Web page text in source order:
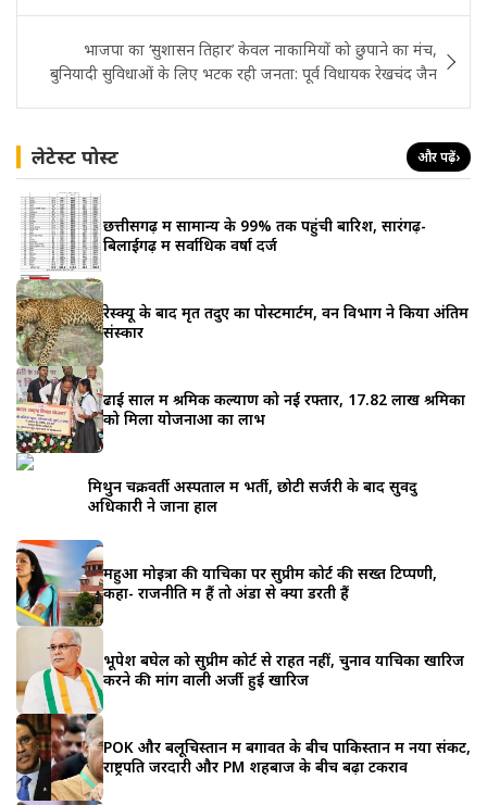
भाजपा का ‘सुशासन तिहार’ केवल नाकामियों को छुपाने का मंच,
बुनियादी सुविधाओं के लिए भटक रही जनता: पूर्व विधायक रेखचंद जैन
लेटेस्ट पोस्ट और पढ़ें›
छत्तीसगढ़ में सामान्य के 99% तक पहुंची बारिश, सारंगढ़-
बिलाईगढ़ में सर्वाधिक वर्षा दर्ज
रेस्क्यू के बाद मृत तेंदुए का पोस्टमार्टम, वन विभाग ने किया अंतिम
संस्कार
ढाई साल में श्रमिक कल्याण को नई रफ्तार, 17.82 लाख श्रमिकों
को मिला योजनाओं का लाभ
मिथुन चक्रवर्ती अस्पताल में भर्ती, छोटी सर्जरी के बाद सुवेंदु
अधिकारी ने जाना हाल
महुआ मोइत्रा की याचिका पर सुप्रीम कोर्ट की सख्त टिप्पणी,
कहा- राजनीति में हैं तो अंडों से क्यों डरती हैं
भूपेश बघेल को सुप्रीम कोर्ट से राहत नहीं, चुनाव याचिका खारिज
करने की मांग वाली अर्जी हुई खारिज
POK और बलूचिस्तान में बगावत के बीच पाकिस्तान में नया संकट,
राष्ट्रपति जरदारी और PM शहबाज के बीच बढ़ा टकराव